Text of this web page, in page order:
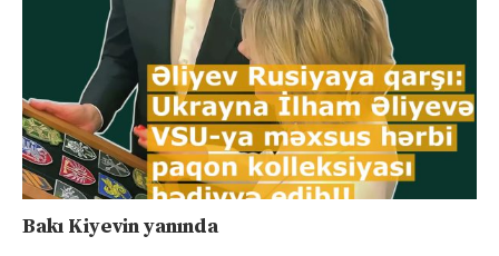
Bakı Kiyevin yanında